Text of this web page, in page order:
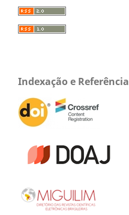
Indexação e Referência